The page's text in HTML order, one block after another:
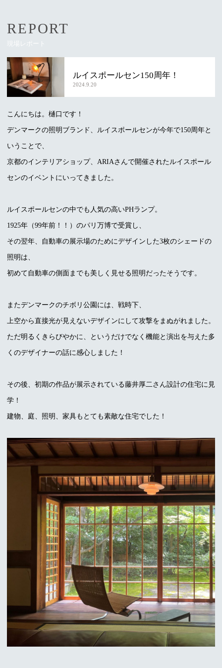
REPORT
現場レポート
ルイスポールセン150周年！
2024.9.20
こんにちは。樋口です！
デンマークの照明ブランド、ルイスポールセンが今年で150周年と
いうことで、
京都のインテリアショップ、ARIAさんで開催されたルイスポール
センのイベントにいってきました。
ルイスポールセンの中でも人気の高いPHランプ。
1925年（99年前！！）のパリ万博で受賞し、
その翌年、自動車の展示場のためにデザインした3枚のシェードの
照明は、
初めて自動車の側面までも美しく見せる照明だったそうです。
またデンマークのチボリ公園には、戦時下、
上空から直接光が見えないデザインにして攻撃をまぬがれました。
ただ明るくきらびやかに、というだけでなく機能と演出を与えた多
くのデザイナーの話に感心しました！
その後、初期の作品が展示されている藤井厚二さん設計の住宅に見
学！
建物、庭、照明、家具もとても素敵な住宅でした！